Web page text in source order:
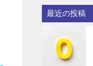
最近の投稿